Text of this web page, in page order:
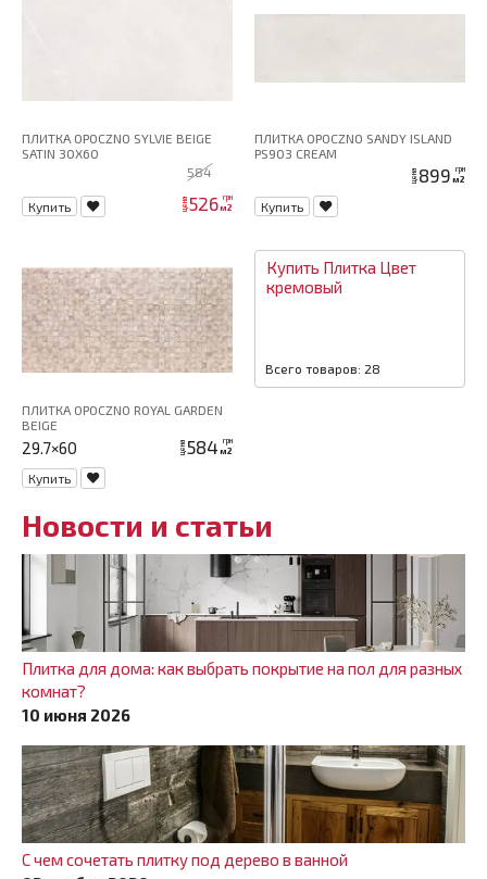
ПЛИТКА OPOCZNO SYLVIE BEIGE
SATIN 30X60
584
Купить цена 526 грн
м2
ПЛИТКА OPOCZNO SANDY ISLAND
PS903 CREAM
цена 899 грн
м2
Купить
ПЛИТКА OPOCZNO ROYAL GARDEN
BEIGE
29.7×60 цена 584 грн
м2
Купить
Купить Плитка Цвет
кремовый
Всего товаров: 28
Новости и статьи
Плитка для дома: как выбрать покрытие на пол для разных
комнат?
10 июня 2026
С чем сочетать плитку под дерево в ванной